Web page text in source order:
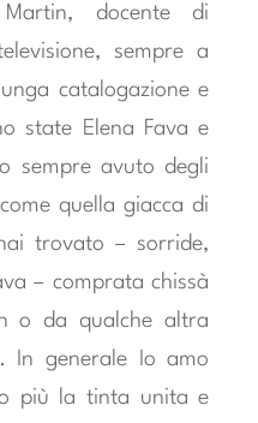
docente di
sempre a
catalogazione e
state Elena Fava e
sempre avuto degli
quella giacca di
trovato – sorride,
– comprata chissà
o da qualche altra
In generale Io amo
più la tinta unita e